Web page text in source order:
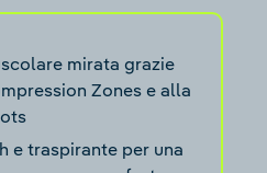
mirata grazie
Zones e alla
e traspirante per una